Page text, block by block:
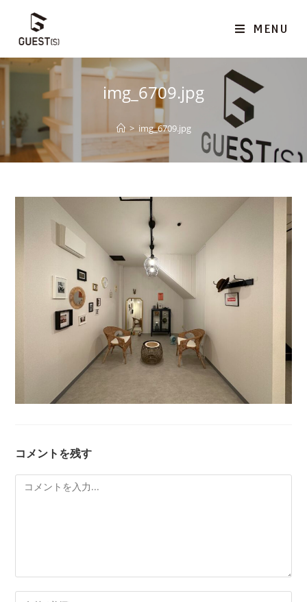
MENU
img_6709.jpg
> img_6709.jpg
コメントを残す